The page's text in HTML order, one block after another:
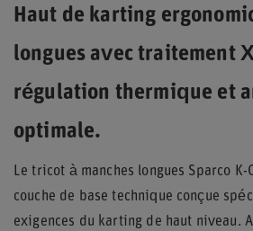
Haut de karting
longues avec traitement
régulation thermique et
optimale.
Le tricot à manches longues Sparco K-
couche de base technique conçue
exigences du karting de haut niveau.